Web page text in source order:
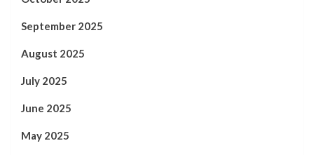
September 2025
August 2025
July 2025
June 2025
May 2025